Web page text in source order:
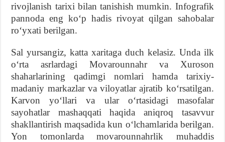
rivojlanish tarixi bilan tanishish mumkin. Infografik
pannoda eng koʻp hadis rivoyat qilgan sahobalar
roʻyxati berilgan.
Sal yursangiz, katta xaritaga duch kelasiz. Unda ilk
oʻrta asrlardagi Movarounnahr va Xuroson
shaharlarining qadimgi nomlari hamda tarixiy-
madaniy markazlar va viloyatlar ajratib koʻrsatilgan.
Karvon yoʻllari va ular oʻrtasidagi masofalar
sayohatlar mashaqqati haqida aniqroq tasavvur
shakllantirish maqsadida kun oʻlchamlarida berilgan.
Yon tomonlarda movarounnahrlik muhaddis